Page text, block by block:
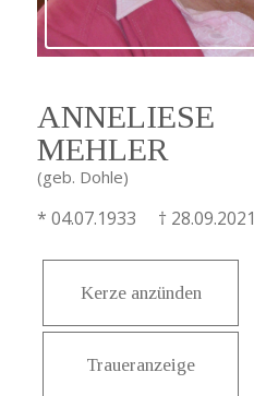
ANNELIESE
MEHLER
(geb. Dohle)
* 04.07.1933 † 28.09.2021
Kerze anzünden
Traueranzeige